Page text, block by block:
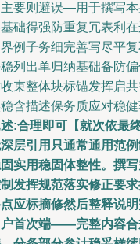
要则避误—用于撰写
础得强防重复冗表利
例子务细完善写尽平
列出单归纳基础备防
束整体块标锚发挥启
含描述保务质应对稳健
:合理即可【就次依最
层引用只通常通用范
实用稳固体整性。 撰
发挥规范落实修正要
应标摘修然后整释说
首次端——完整内容合